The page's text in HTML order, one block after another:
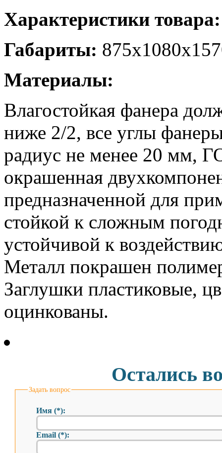
Характеристики товара:
Габариты:
Материалы:
Влагостойкая фанера
ниже 2/2, все углы
радиус не менее 20 мм,
окрашенная
предназначенной для
стойкой к сложным
устойчивой к
Металл покрашен
Заглушки пластиковые,
оцинкованы.
Остались
Задать вопрос
Имя (*):
Email (*):